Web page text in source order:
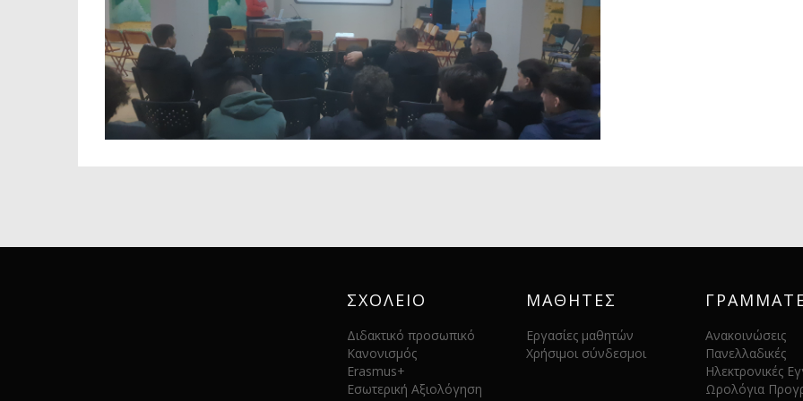
ΣΧΟΛΕΙΟ
Διδακτικό προσωπικό
Κανονισμός
Erasmus+
Εσωτερική Αξιολόγηση
ΜΑΘΗΤΕΣ
Εργασίες μαθητών
Χρήσιμοι σύνδεσμοι
Ανακοινώσεις
Πανελλαδικές
Ηλεκτρονικές
Ωρολόγια